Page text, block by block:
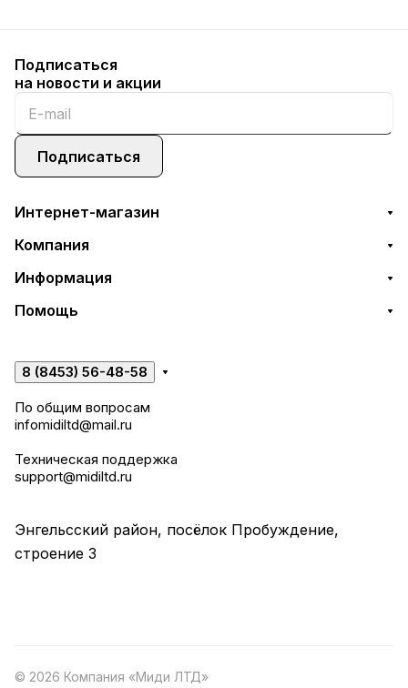
Подписаться
на новости и акции
Подписаться
Интернет-магазин
Компания
Информация
Помощь
8 (8453) 56-48-58
По общим вопросам
infomidiltd@mail.ru
Техническая поддержка
support@midiltd.ru
Энгельсский район, посёлок Пробуждение,
строение 3
© 2026 Компания «Миди ЛТД»